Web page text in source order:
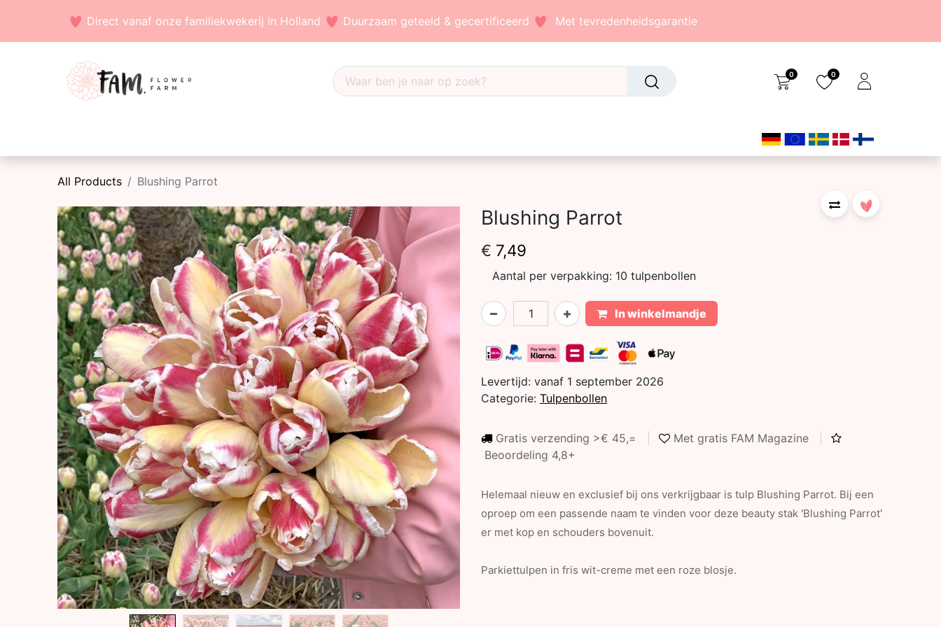
Direct vanaf onze familiekwekerij in Holland Duurzaam geteeld & gecertificeerd Met tevredenheidsgarantie
0 0
All Products Blushing Parrot
Blushing Parrot
€ 7,49
Aantal per verpakking: 10 tulpenbollen
In winkelmandje
Levertijd: vanaf 1 september 2026
Categorie: Tulpenbollen
Gratis verzending >€ 45,=
Met gratis FAM Magazine
Beoordeling 4,8+
Helemaal nieuw en exclusief bij ons verkrijgbaar is tulp Blushing Parrot. Bij een
oproep om een passende naam te vinden voor deze beauty stak 'Blushing Parrot'
er met kop en schouders bovenuit.
Parkiettulpen in fris wit-creme met een roze blosje.